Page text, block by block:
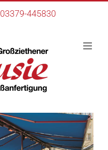
03379-445830